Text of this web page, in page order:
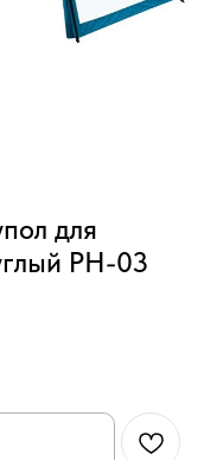
для
PH-03